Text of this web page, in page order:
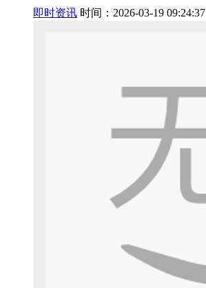
即时资讯 时间：2026-03-19 09:24:37